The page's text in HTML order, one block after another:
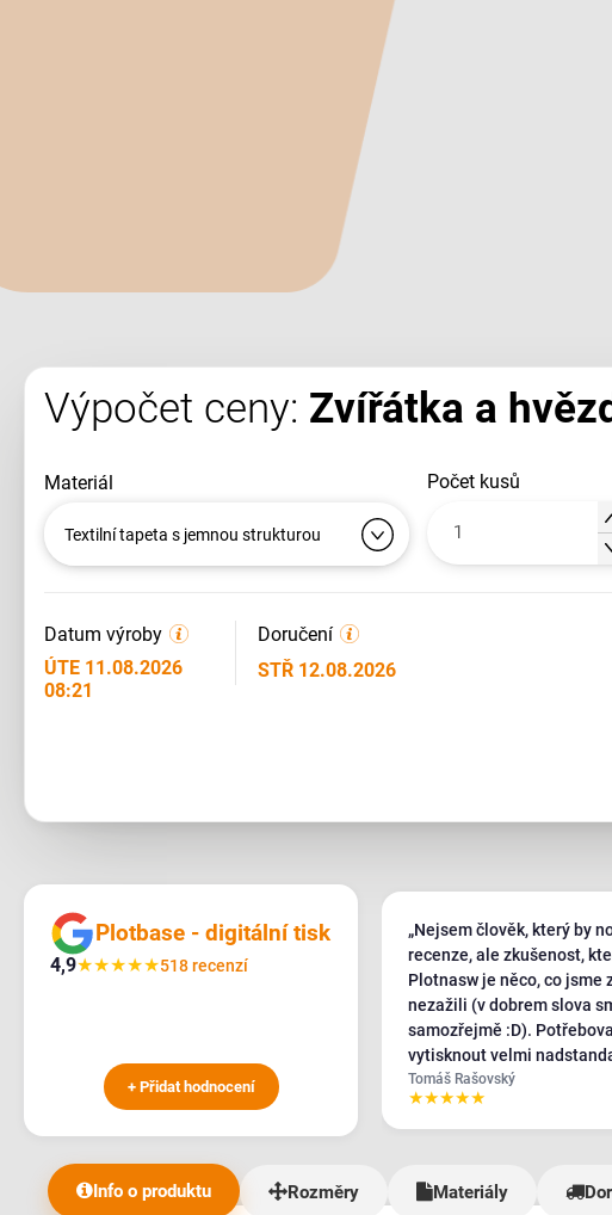
Výpočet ceny: Zvířátka a
materiál
Textilní tapeta s jemnou strukturou
počet kusů
Datum výroby
ÚTE 11.08.2026
08:21
Doručení
STŘ 12.08.2026
Plotbase - digitální tisk
4,9★★★★★518 recenzí
+ Přidat hodnocení
„Nejsem člověk, který by
recenze, ale zkušenost,
Plotnasw je něco, co jsme
nezažili (v dobrem slova
samozřejmě :D). Potřebovali jsme akutně
vytisknout velmi
banneru, obvolali jsme
celém ČR a SK a jedinej,
požadavky kývl byl
relativně nepříjemní a neochotní.
jsme obdrželi v naprosto
Tomáš Rašovský
★★★★★
Info o produktu Rozměry Materiály